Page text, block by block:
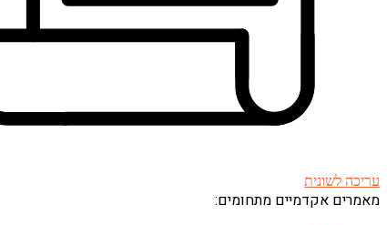
עריכה לשונית
מאמרים אקדמיים מתחומים: